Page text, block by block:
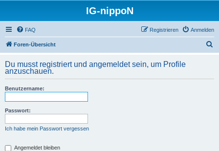
IG-nippoN
FAQ Anmelden
Registrieren
Foren-Übersicht
h
Du musst registriert und angemeldet sein, um Profile
anzuschauen.
Benutzername:
Passwort:
Ich habe mein Passwort vergessen
Angemeldet bleiben